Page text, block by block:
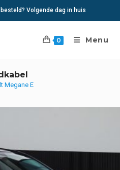
Volgende dag in huis
0 Menu
Megane E